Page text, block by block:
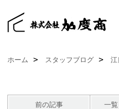
ホーム スタッフブログ 江
前の記事 一覧